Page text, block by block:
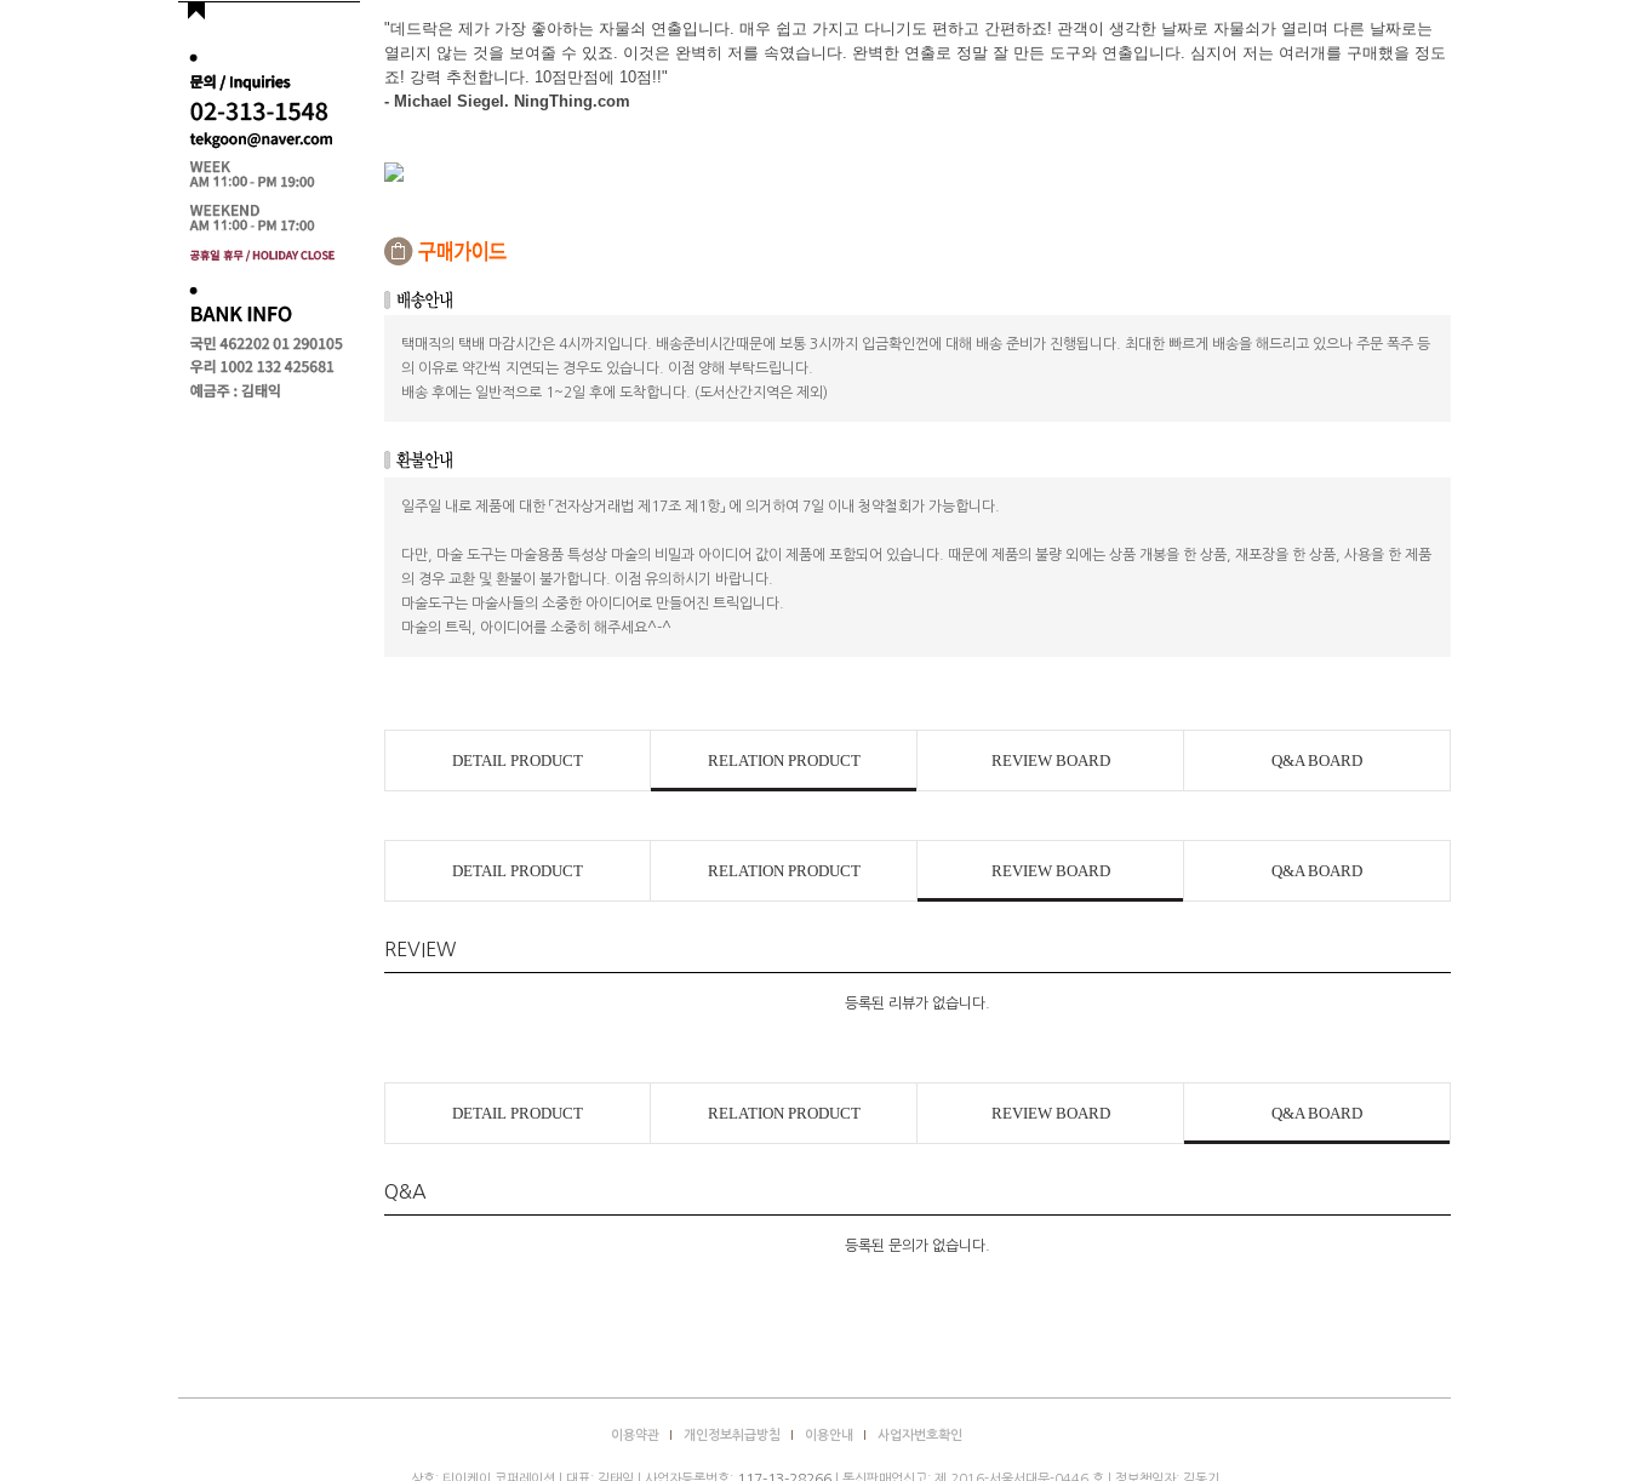
"데드락은 제가 가장 좋아하는 자물쇠 연출입니다. 매우 쉽고 가지고 다니기도 편하고 간편하죠! 관객이 생각한 날짜로 자물쇠가 열리며 다른 날짜로는
열리지 않는 것을 보여줄 수 있죠. 이것은 완벽히 저를 속였습니다. 완벽한 연출로 정말 잘 만든 도구와 연출입니다. 심지어 저는 여러개를 구매했을 정도
죠! 강력 추천합니다. 10점만점에 10점!!"
- Michael Siegel. NingThing.com
택매직의 택배 마감시간은 4시까지입니다. 배송준비시간때문에 보통 3시까지 입금확인껀에 대해 배송 준비가 진행됩니다. 최대한 빠르게 배송을 해드리고 있으나 주문 폭주 등
의 이유로 약간씩 지연되는 경우도 있습니다. 이점 양해 부탁드립니다.
배송 후에는 일반적으로 1~2일 후에 도착합니다. (도서산간지역은 제외)
일주일 내로 제품에 대한 「전자상거래법 제17조 제1항」 에 의거하여 7일 이내 청약철회가 가능합니다.
다만, 마술 도구는 마술용품 특성상 마술의 비밀과 아이디어 값이 제품에 포함되어 있습니다. 때문에 제품의 불량 외에는 상품 개봉을 한 상품, 재포장을 한 상품, 사용을 한 제품
의 경우 교환 및 환불이 불가합니다. 이점 유의하시기 바랍니다.
마술도구는 마술사들의 소중한 아이디어로 만들어진 트릭입니다.
마술의 트릭, 아이디어를 소중히 해주세요^-^
DETAIL PRODUCT RELATION PRODUCT REVIEW BOARD Q&A BOARD
DETAIL PRODUCT RELATION PRODUCT REVIEW BOARD Q&A BOARD
REVIEW
등록된 리뷰가 없습니다.
DETAIL PRODUCT RELATION PRODUCT REVIEW BOARD Q&A BOARD
Q&A
등록된 문의가 없습니다.
이용약관 개인정보취급방침 이용안내 사업자번호확인